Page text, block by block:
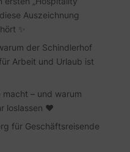
Auszeichnung
✨
der Schindlerhof
Arbeit und Urlaub ist
macht – und warum
loslassen ❤️
für Geschäftsreisende